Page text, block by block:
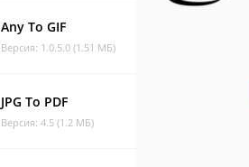
Any To GIF
Версия: 1.0.5.0 (1.51 МБ)
JPG To PDF
Версия: 4.5 (1.2 МБ)